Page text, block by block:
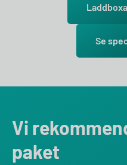
Se
Vi
paket